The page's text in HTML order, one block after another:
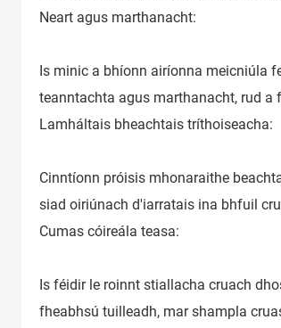
Neart agus marthanacht:
Is minic a bhíonn airíonna meicniúla
teanntachta agus marthanacht, rud
Lamháltais bheachtais tríthoiseacha:
Cinntíonn próisis mhonaraithe
siad oiriúnach d'iarratais ina bhfuil
Cumas cóireála teasa:
Is féidir le roinnt stiallacha cruach
fheabhsú tuilleadh, mar shampla